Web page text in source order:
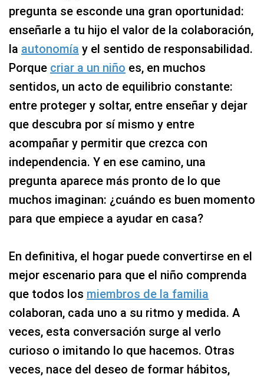
pregunta se esconde una gran oportunidad:
enseñarle a tu hijo el valor de la colaboración,
la autonomía y el sentido de responsabilidad.
Porque criar a un niño es, en muchos
sentidos, un acto de equilibrio constante:
entre proteger y soltar, entre enseñar y dejar
que descubra por sí mismo y entre
acompañar y permitir que crezca con
independencia. Y en ese camino, una
pregunta aparece más pronto de lo que
muchos imaginan: ¿cuándo es buen momento
para que empiece a ayudar en casa?
En definitiva, el hogar puede convertirse en el
mejor escenario para que el niño comprenda
que todos los miembros de la familia
colaboran, cada uno a su ritmo y medida. A
veces, esta conversación surge al verlo
curioso o imitando lo que hacemos. Otras
veces, nace del deseo de formar hábitos,